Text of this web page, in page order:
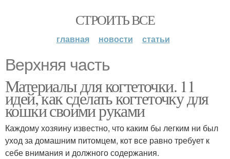
СТРОИТЬ ВСЕ
главная новости статьи
Верхняя часть
Материалы для когтеточки. 11
идей, как сделать когтеточку для
кошки своими руками
Каждому хозяину известно, что каким бы легким ни был
уход за домашним питомцем, кот все равно требует к
себе внимания и должного содержания.